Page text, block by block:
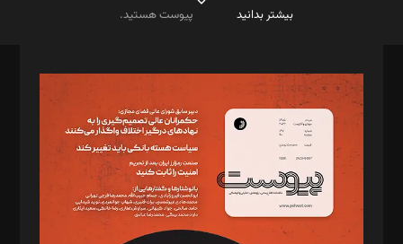
بیشتر بدانید
پیوست هستید.
مدیر مسئول: محمدباقر اثنی‌عشری
سردبیر: مهرک محمودی
دبیر تحریریه: میثم قاسمی
د‌بیر ناداستان: سمانه سمیع
د‌بیر خدمت و تجارت: ابوالفضل رجبی
د‌بیر حقوق فناوری: حسام‌الدین ایپکچی
د‌بیر پیوست جهان: مینا پاکدل